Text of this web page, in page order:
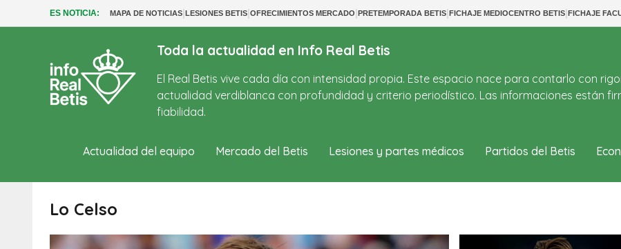
ES NOTICIA: MAPA DE NOTICIAS|LESIONES BETIS|OFRECIMIENTOS MERCADO|PRETEMPORADA BETIS|FICHAJE MEDIOCENTRO BETIS|FICHAJE
Toda la actualidad en Info Real Betis
El Real Betis vive cada día con intensidad propia. Este espacio nace para contarlo con
actualidad verdiblanca con profundidad y criterio periodístico. Las informaciones están
fiabilidad.
Actualidad del equipo Mercado del Betis Lesiones y partes médicos Partidos del Betis
Lo Celso